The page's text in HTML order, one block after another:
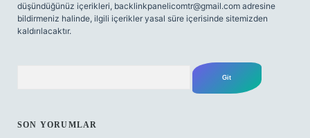
düşündüğünüz içerikleri, backlinkpanelicomtr@gmail.com adresine
bildirmeniz halinde, ilgili içerikler yasal süre içerisinde sitemizden
kaldırılacaktır.
SON YORUMLAR